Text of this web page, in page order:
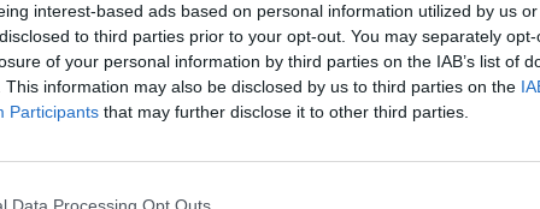
interest-based ads based on personal information utilized by us
to third parties prior to your opt-out. You may separately
of your personal information by third parties on the IAB’s list of
This information may also be disclosed by us to third parties on the
Participants that may further disclose it to other third parties.
Data Processing Opt Outs
Time, su Rai1, i Mondiali 2026 con il
Messico-Sudafrica attira 4.528.000
mentre, su Canale5, dopo Gira La
Fortuna (3.558.000 – 20.3%), La Ruota
al 24.8%. Su Rai3 Un Posto al
spettatori (7.1%) e su Italia1 N.C.I.S.